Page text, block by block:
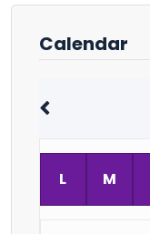
Calendar
L M